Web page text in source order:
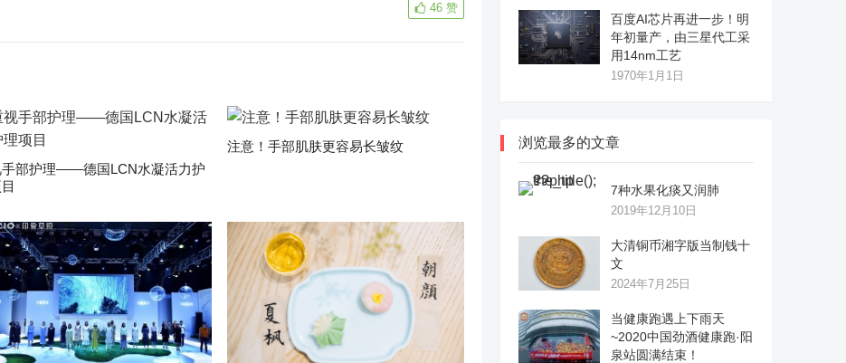
46 赞
手部护理——德国LCN水凝活力护
注意！手部肌肤更容易长皱纹
百度AI芯片再进一步！明
年初量产，由三星代工采
用14nm工艺
1970年1月1日
浏览最多的文章
7种水果化痰又润肺
2019年12月10日
大清铜币湘字版当制钱十
文
2024年7月25日
当健康跑遇上下雨天
~2020中国劲酒健康跑·阳
泉站圆满结束！